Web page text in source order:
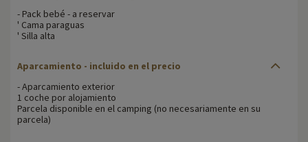
- Pack bebé - a reservar
' Cama paraguas
' Silla alta
Aparcamiento - incluido en el precio
- Aparcamiento exterior
1 coche por alojamiento
Parcela disponible en el camping (no necesariamente en su
parcela)